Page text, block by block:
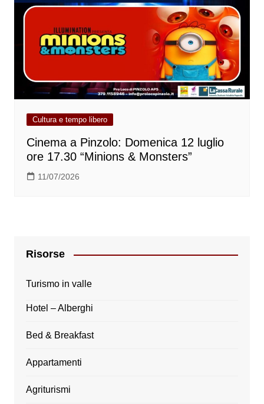
Cultura e tempo libero
Cinema a Pinzolo: Domenica 12 luglio
ore 17.30 “Minions & Monsters”
11/07/2026
Risorse
Turismo in valle
Hotel – Alberghi
Bed & Breakfast
Appartamenti
Agriturismi